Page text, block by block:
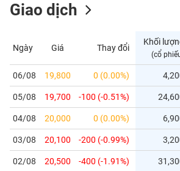
Giao dịch
Ngày Giá Thay đổi
Khối
(cổ
06/08 19,800 0 (0.00%)
05/08 19,700 -100 (-0.51%)
04/08 20,000 0 (0.00%)
03/08 20,100 -200 (-0.99%)
02/08 20,500 -400 (-1.91%)
CÁ
NHÂN
PHÂN
TÍCH
VIETSTOCKFINANCE